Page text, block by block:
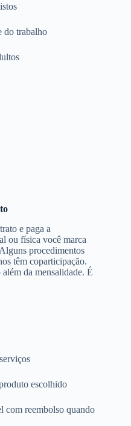
do trabalho
e paga a
ou física você marca
procedimentos
têm coparticipação.
da mensalidade. É
escolhido
com reembolso quando